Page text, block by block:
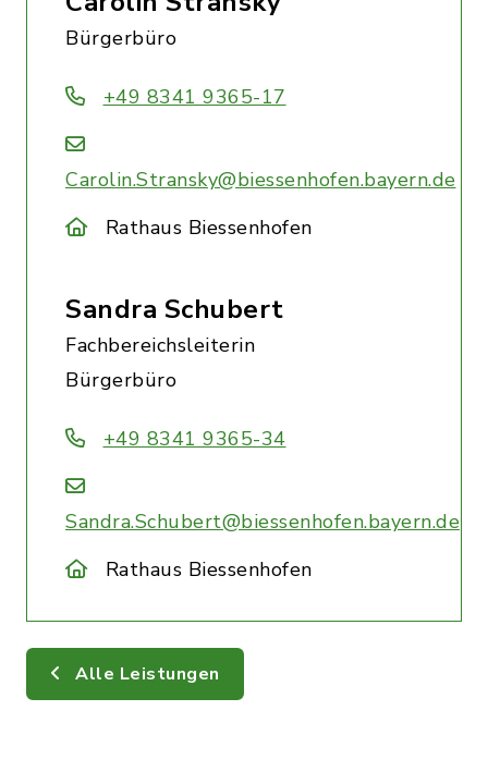
Bürgerbüro
+49 8341 9365-17
Carolin.Stransky@biessenhofen.bayern.de
Rathaus Biessenhofen
Sandra Schubert
Fachbereichsleiterin
Bürgerbüro
+49 8341 9365-34
Sandra.Schubert@biessenhofen.bayern.de
Rathaus Biessenhofen
Alle Leistungen